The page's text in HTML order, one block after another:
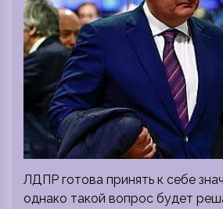
ЛДПР готова принять к себе
однако такой вопрос будет